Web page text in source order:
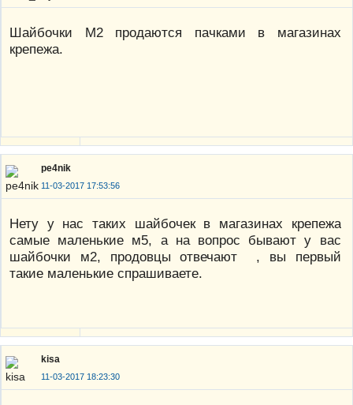
Шайбочки М2 продаются пачками в магазинах
крепежа.
pe4nik
11-03-2017 17:53:56
Нету у нас таких шайбочек в магазинах крепежа
самые маленькие м5, а на вопрос бывают у вас
шайбочки м2, продовцы отвечают , вы первый
такие маленькие спрашиваете.
kisa
11-03-2017 18:23:30